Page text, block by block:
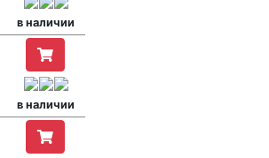
в наличии
в наличии